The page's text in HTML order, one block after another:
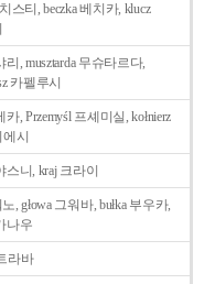
스티, beczka 베치카, klucz
리, musztarda 무슈타르다,
카펠루시
카, Przemyśl 프셰미실, kołnierz
시
스니, kraj 크라이
노, głowa 그워바, bułka 부우카,
나우
라바